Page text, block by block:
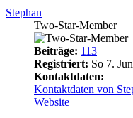
Stephan
Two-Star-Member
Beiträge: 113
Registriert: So 7.
Kontaktdaten:
Kontaktdaten von
Website